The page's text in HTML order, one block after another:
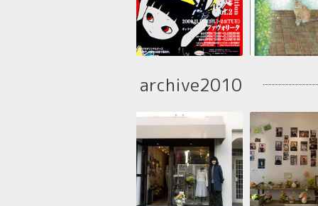
archive2010